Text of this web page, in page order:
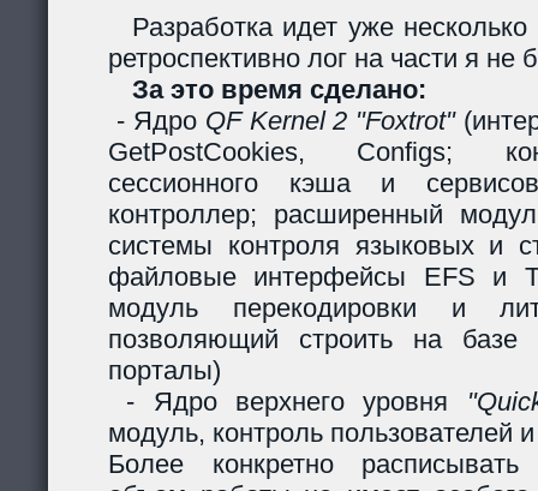
Разработка идет уже
ретроспективно лог на части я не
За это время сделано:
- Ядро QF Kernel 2 "Foxtrot"
GetPostCookies, Configs;
сессионного кэша и
контроллер; расширенный
системы контроля языковых и
файловые интерфейсы EFS и
модуль перекодировки и
позволяющий строить на базе
порталы)
- Ядро верхнего уровня
модуль, контроль пользователей и
Более конкретно